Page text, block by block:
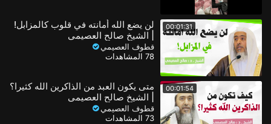
00:01:31
لن يضع الله أمانته في قلوب كالمزابل!
| الشيخ صالح العصيمي
قطوف العصيمي
78 المشاهدات
00:01:54
متى يكون العبد من الذاكرين الله كثيرا؟
| الشيخ صالح العصيمي
قطوف العصيمي
73 المشاهدات